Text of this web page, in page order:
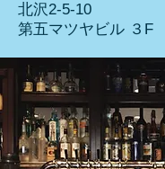
北沢2-5-10
第五マツヤビル ３F